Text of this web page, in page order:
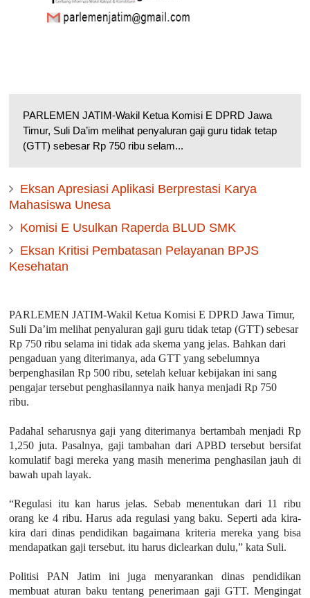
PARLEMEN JATIM-Wakil Ketua Komisi E DPRD Jawa
Timur, Suli Da’im melihat penyaluran gaji guru tidak tetap
(GTT) sebesar Rp 750 ribu selam...
Eksan Apresiasi Aplikasi Berprestasi Karya
Mahasiswa Unesa
Komisi E Usulkan Raperda BLUD SMK
Eksan Kritisi Pembatasan Pelayanan BPJS
Kesehatan
PARLEMEN JATIM-Wakil Ketua Komisi E DPRD Jawa Timur,
Suli Da’im melihat penyaluran gaji guru tidak tetap (GTT) sebesar
Rp 750 ribu selama ini tidak ada skema yang jelas. Bahkan dari
pengaduan yang diterimanya, ada GTT yang sebelumnya
berpenghasilan Rp 500 ribu, setelah keluar kebijakan ini sang
pengajar tersebut penghasilannya naik hanya menjadi Rp 750
ribu.
Padahal seharusnya gaji yang diterimanya bertambah menjadi Rp
1,250 juta. Pasalnya, gaji tambahan dari APBD tersebut bersifat
komulatif bagi mereka yang masih menerima penghasilan jauh di
bawah upah layak.
“Regulasi itu kan harus jelas. Sebab menentukan dari 11 ribu
orang ke 4 ribu. Harus ada regulasi yang baku. Seperti ada kira-
kira dari dinas pendidikan bagaimana kriteria mereka yang bisa
mendapatkan gaji tersebut. itu harus diclearkan dulu,” kata Suli.
Politisi PAN Jatim ini juga menyarankan dinas pendidikan
membuat aturan baku tentang penerimaan gaji GTT. Mengingat